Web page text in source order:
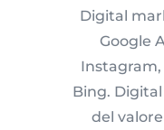
Digital
Google
Bing.
del